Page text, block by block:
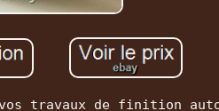
travaux de finition